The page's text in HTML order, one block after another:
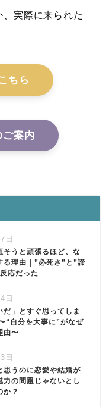
実際に来られた
ちら
案内
日
そうと頑張るほど、な
る理由｜”必死さ”と”諦
応だった
日
だ」とすぐ思ってしま
“自分を大事に”がなぜ
由〜
日
思うのに恋愛や結婚が
力の問題じゃないとし
か？